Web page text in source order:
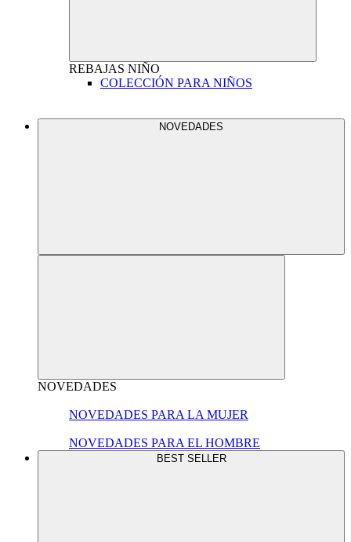
REBAJAS NIÑO
COLECCIÓN PARA NIÑOS
NOVEDADES
NOVEDADES
NOVEDADES PARA LA MUJER
NOVEDADES PARA EL HOMBRE
BEST SELLER